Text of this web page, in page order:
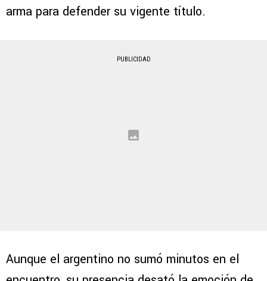
arma para defender su vigente título.
PUBLICIDAD
Aunque el argentino no sumó minutos en el